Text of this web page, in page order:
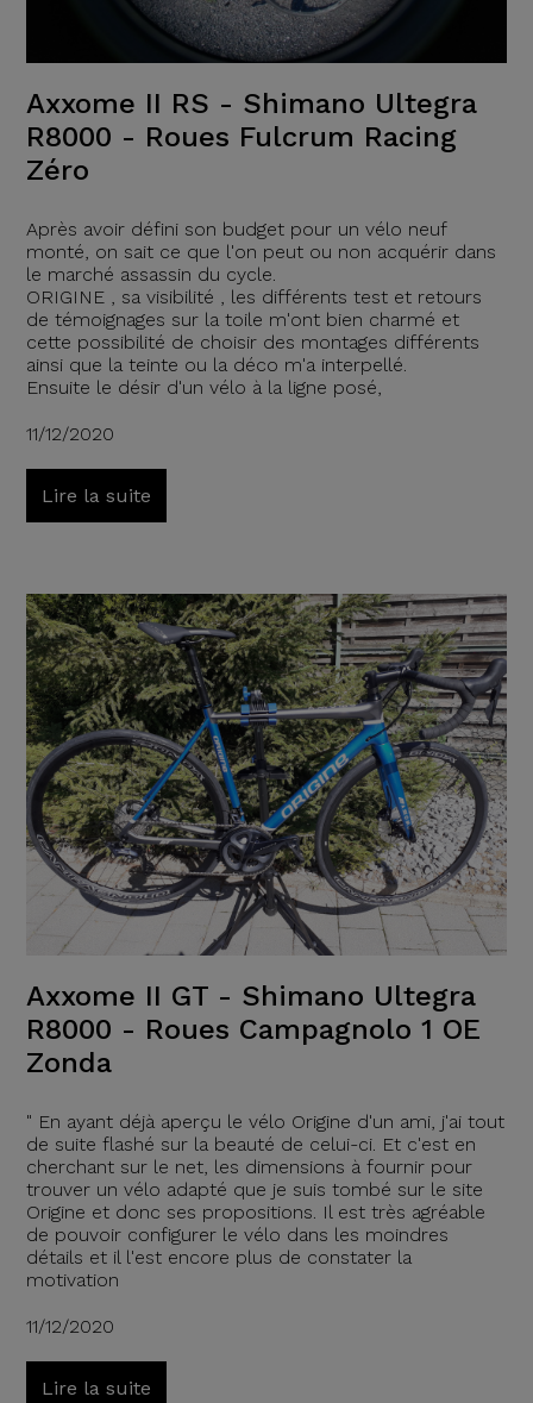
Axxome II RS - Shimano Ultegra
R8000 - Roues Fulcrum Racing
Zéro
Après avoir défini son budget pour un vélo neuf
monté, on sait ce que l'on peut ou non acquérir dans
le marché assassin du cycle.
ORIGINE , sa visibilité , les différents test et retours
de témoignages sur la toile m'ont bien charmé et
cette possibilité de choisir des montages différents
ainsi que la teinte ou la déco m'a interpellé.
Ensuite le désir d'un vélo à la ligne posé,
11/12/2020
Lire la suite
Axxome II GT - Shimano Ultegra
R8000 - Roues Campagnolo 1 OE
Zonda
" En ayant déjà aperçu le vélo Origine d'un ami, j'ai tout
de suite flashé sur la beauté de celui-ci. Et c'est en
cherchant sur le net, les dimensions à fournir pour
trouver un vélo adapté que je suis tombé sur le site
Origine et donc ses propositions. Il est très agréable
de pouvoir configurer le vélo dans les moindres
détails et il l'est encore plus de constater la
motivation
11/12/2020
Lire la suite